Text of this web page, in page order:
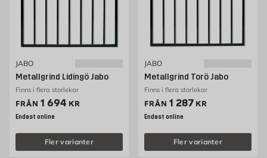
JABO
Metallgrind Lidingö Jabo
Finns i flera storlekar
FRÅN Pris 1694 kr
1 694 KR
Endast online
Fler varianter
JABO
Metallgrind Torö Jabo
Finns i flera storlekar
FRÅN Pris 1287 kr
1 287 KR
Endast online
Fler varianter